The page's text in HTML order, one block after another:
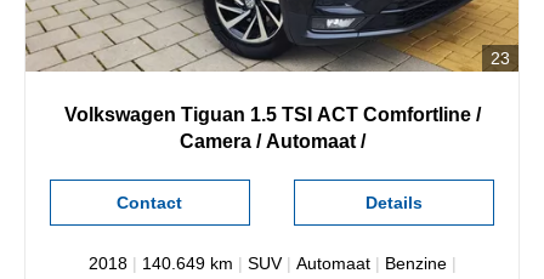
23
Volkswagen Tiguan 1.5 TSI ACT Comfortline /
Camera / Automaat /
Details
Contact
2018| 140.649 km | SUV| Automaat| Benzine|